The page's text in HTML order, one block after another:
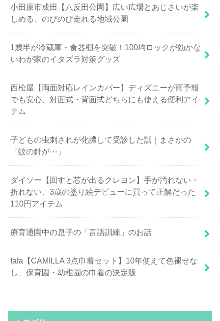
小田原市成田【八反田公園】広い広場とあじさいが楽
しめる、のびのび走れる地域公園
1歳半が冷蔵庫・食器棚を突破！100均ロックが効かな
いわが家のイタズラ対策グッズ
西松屋【両面対応レインカバー】ディズニーが雨予報
でも安心、対面式・背面式どちらにも使える便利アイ
テム
子どもの虫刺されが化膿して受診した話｜まさかの
「蚊の針が⋯」
ダイソー【回すと芯が出るクレヨン】手が汚れない・
折れない、3歳の塗り絵デビューに買って正解だった
110円アイテム
療育通園中の息子の「言語訓練」のお話
fafa【CAMILLA 3点巾着セット】10年使えて色褪せな
し、保育園・幼稚園の巾着の決定版